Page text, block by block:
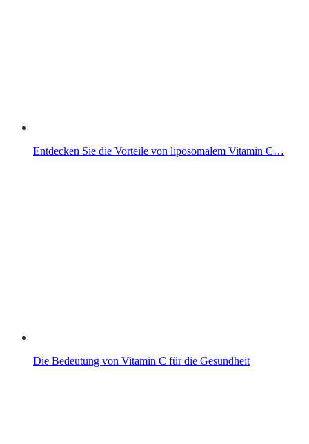
Entdecken Sie die Vorteile von liposomalem Vitamin C…
Die Bedeutung von Vitamin C für die Gesundheit